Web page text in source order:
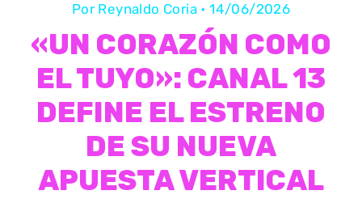
Por Reynaldo Coria •14/06/2026
«UN CORAZÓN COMO
EL TUYO»: CANAL 13
DEFINE EL ESTRENO
DE SU NUEVA
APUESTA VERTICAL